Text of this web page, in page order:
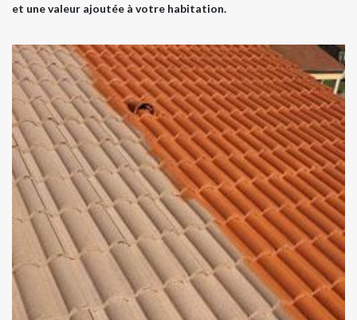
et une valeur ajoutée à votre habitation.